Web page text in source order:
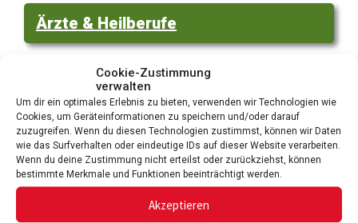
Cookie-Zustimmung
verwalten
Um dir ein optimales Erlebnis zu bieten, verwenden wir Technologien wie
Cookies, um Geräteinformationen zu speichern und/oder darauf
zuzugreifen. Wenn du diesen Technologien zustimmst, können wir Daten
wie das Surfverhalten oder eindeutige IDs auf dieser Website verarbeiten.
Wenn du deine Zustimmung nicht erteilst oder zurückziehst, können
bestimmte Merkmale und Funktionen beeinträchtigt werden.
Akzeptieren
Ärzte & Heilberufe
Krankenhäuser